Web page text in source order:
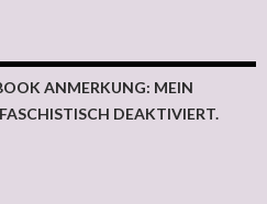
ANMERKUNG: MEIN
DEAKTIVIERT.